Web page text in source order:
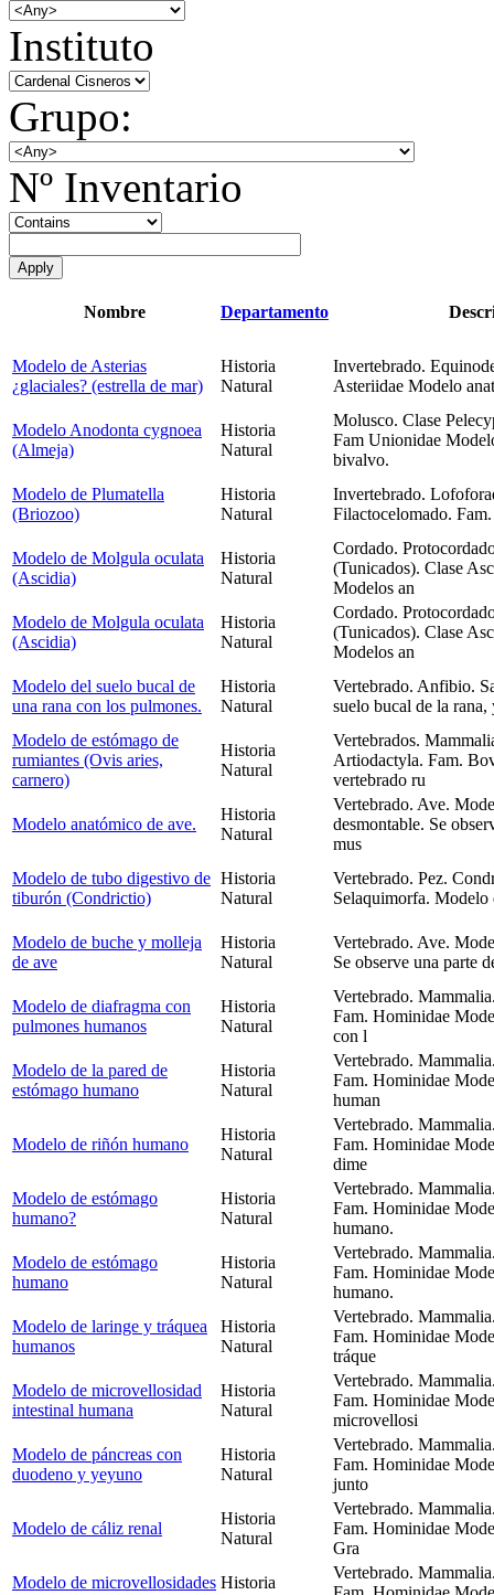
Instituto
Grupo:
Nº Inventario
Nombre Departamento
Modelo de Asterias
¿glaciales? (estrella de mar)
Historia
Natural
Invertebrado.
Asteriidae Modelo
Modelo Anodonta cygnoea
(Almeja)
Historia
Natural
Molusco. Clase
Fam Unionidae
bivalvo.
Modelo de Plumatella
(Briozoo)
Historia
Natural
Invertebrado.
Filactocelomado.
Modelo de Molgula oculata
(Ascidia)
Historia
Natural
Cordado.
(Tunicados). Clase
Modelos an
Modelo de Molgula oculata
(Ascidia)
Historia
Natural
Cordado.
(Tunicados). Clase
Modelos an
Modelo del suelo bucal de
una rana con los pulmones.
Historia
Natural
Vertebrado. Anfibio.
suelo bucal de la
Modelo de estómago de
rumiantes (Ovis aries,
carnero)
Historia
Natural
Vertebrados.
Artiodactyla. Fam.
vertebrado ru
Modelo anatómico de ave.
Historia
Natural
Vertebrado. Ave.
desmontable. Se
mus
Modelo de tubo digestivo de
tiburón (Condrictio)
Historia
Natural
Vertebrado. Pez.
Selaquimorfa.
Modelo de buche y molleja
de ave
Historia
Natural
Vertebrado. Ave.
Se observe una parte
Modelo de diafragma con
pulmones humanos
Historia
Natural
Vertebrado.
Fam. Hominidae
con l
Modelo de la pared de
estómago humano
Historia
Natural
Vertebrado.
Fam. Hominidae
human
Modelo de riñón humano
Historia
Natural
Vertebrado.
Fam. Hominidae
dime
Modelo de estómago
humano?
Historia
Natural
Vertebrado.
Fam. Hominidae
humano.
Modelo de estómago
humano
Historia
Natural
Vertebrado.
Fam. Hominidae
humano.
Modelo de laringe y tráquea
humanos
Historia
Natural
Vertebrado.
Fam. Hominidae
tráque
Modelo de microvellosidad
intestinal humana
Historia
Natural
Vertebrado.
Fam. Hominidae
microvellosi
Modelo de páncreas con
duodeno y yeyuno
Historia
Natural
Vertebrado.
Fam. Hominidae
junto
Modelo de cáliz renal
Historia
Natural
Vertebrado.
Fam. Hominidae
Gra
Modelo de microvellosidades Historia
Vertebrado.